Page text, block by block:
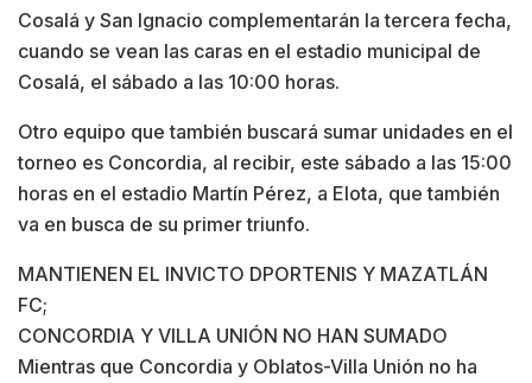
Cosalá y San Ignacio complementarán la tercera fecha,
cuando se vean las caras en el estadio municipal de
Cosalá, el sábado a las 10:00 horas.
Otro equipo que también buscará sumar unidades en el
torneo es Concordia, al recibir, este sábado a las 15:00
horas en el estadio Martín Pérez, a Elota, que también
va en busca de su primer triunfo.
MANTIENEN EL INVICTO DPORTENIS Y MAZATLÁN
FC;
CONCORDIA Y VILLA UNIÓN NO HAN SUMADO
Mientras que Concordia y Oblatos-Villa Unión no ha